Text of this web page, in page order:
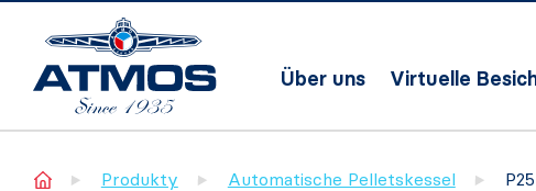
Über uns Virtuelle
Home Produkty Automatische Pelletskessel